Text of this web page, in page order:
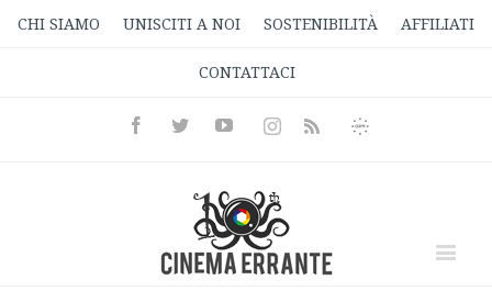
CHI SIAMO UNISCITI A NOI SOSTENIBILITÀ AFFILIATI
CONTATTACI
FacebookTwitterYoutubeInstagramRss
Informativa